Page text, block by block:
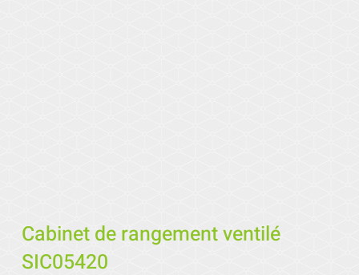
Cabinet de rangement ventilé
SIC05420